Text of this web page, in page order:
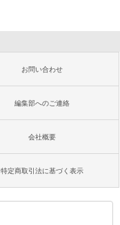
お問い合わせ
編集部へのご連絡
会社概要
特定商取引法に基づく表示